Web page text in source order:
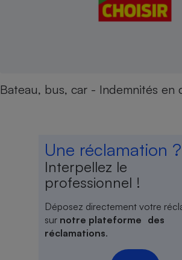
Bateau, bus, car - Indemnités en
Une réclamation ?
Interpellez le
professionnel !
Déposez directement votre
sur notre plateforme des
réclamations.